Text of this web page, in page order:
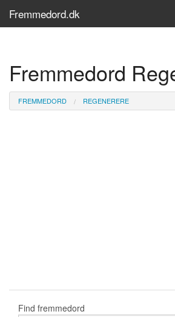
Fremmedord.dk
Søg...
Find bøger
Fremmedord
FREMMEDORD REGENERERE
Find fremmedord